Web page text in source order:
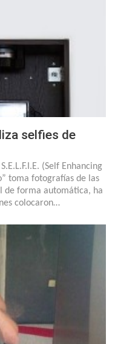
selfies de
(Self Enhancing
toma fotografías de las
de forma automática, ha
colocaron…